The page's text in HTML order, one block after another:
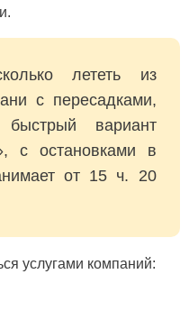
лететь из
с пересадками,
вариант
с остановками в
от 15 ч. 20
услугами компаний: